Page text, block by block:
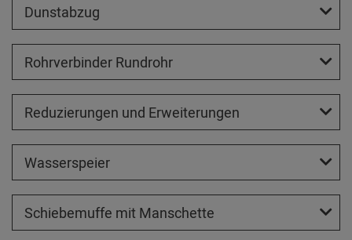
Dunstabzug
Rohrverbinder Rundrohr
Reduzierungen und Erweiterungen
Wasserspeier
Schiebemuffe mit Manschette